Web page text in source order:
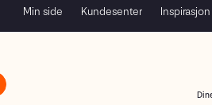
Min side Kundesenter Inspirasjon